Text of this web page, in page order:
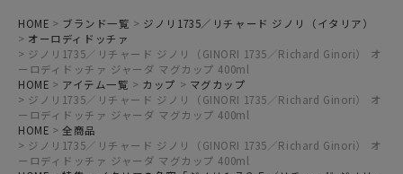
HOME ブランド一覧
ジノリ1735／リチャード ジノリ（イタリア）
オーロディドッチァ
ジノリ1735／リチャード ジノリ（GINORI 1735／Richard Ginori） オ
ーロディドッチァ ジャーダ マグカップ 400ml
HOME
アイテム一覧 カップ
マグカップ
ジノリ1735／リチャード ジノリ（GINORI 1735／Richard Ginori） オ
ーロディドッチァ ジャーダ マグカップ 400ml
HOME
全商品
ジノリ1735／リチャード ジノリ（GINORI 1735／Richard Ginori） オ
ーロディドッチァ ジャーダ マグカップ 400ml